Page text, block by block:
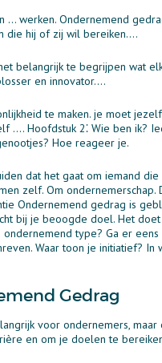
werken. Ondernemend
die hij of zij wil bereiken....
belangrijk te begrijpen wat
en innovator....
te maken. je moet
Hoofdstuk 2⁚ Wie ben ik?
Hoe reageer je.
dat het gaat om iemand
zelf. Om
Ondernemend gedrag is
bij je beoogde doel. Het
type? Ga er
Waar toon je initiatief?
Gedrag
voor ondernemers,
en om je doelen te